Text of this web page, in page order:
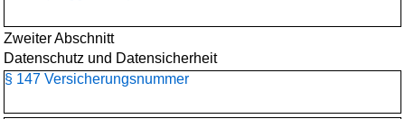
Zweiter Abschnitt
Datenschutz und Datensicherheit
§ 147 Versicherungsnummer